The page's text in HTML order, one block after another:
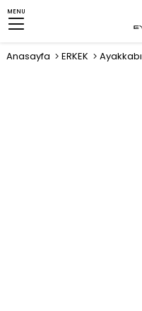
MENU
Anasayfa ERKEK Ayakkabı